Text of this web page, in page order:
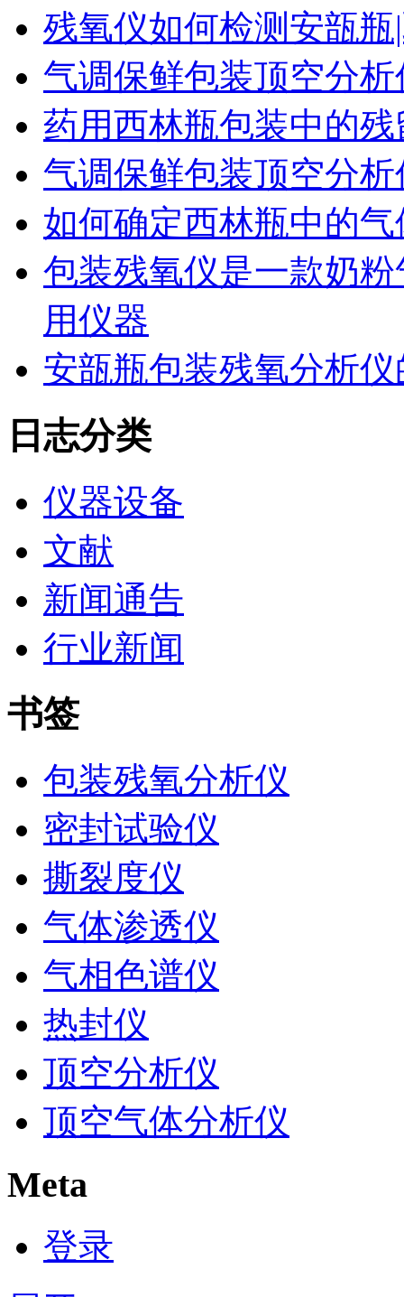
残氧仪如何检测安瓿
气调保鲜包装顶空分
药用西林瓶包装中的
气调保鲜包装顶空分
如何确定西林瓶中的
包装残氧仪是一款奶
用仪器
安瓿瓶包装残氧分析
日志分类
仪器设备
文献
新闻通告
行业新闻
书签
包装残氧分析仪
密封试验仪
撕裂度仪
气体渗透仪
气相色谱仪
热封仪
顶空分析仪
顶空气体分析仪
Meta
登录